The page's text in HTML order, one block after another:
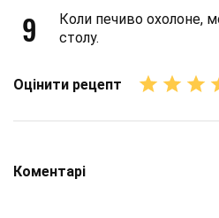
9
Коли печиво охолоне,
столу.
Оцінити рецепт
Коментарі